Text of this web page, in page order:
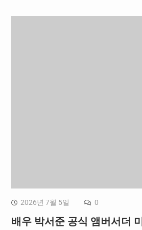
2026년 7월 5일 0
배우 박서준 공식 앰버서더